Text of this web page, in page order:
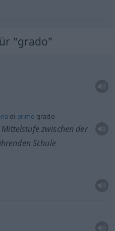
"grado"
di primo grado
zwischen der
Schule